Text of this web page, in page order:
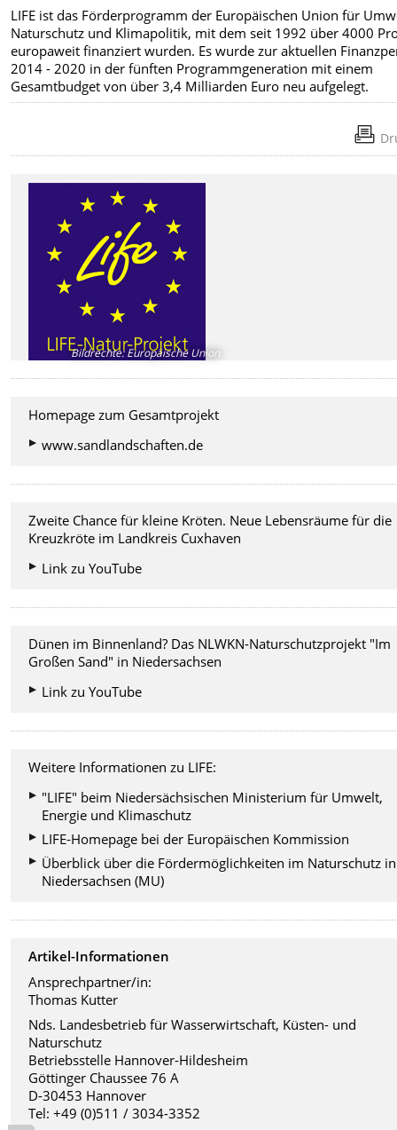
LIFE ist das Förderprogramm der Europäischen Union für
Naturschutz und Klimapolitik, mit dem seit 1992 über 4000
europaweit finanziert wurden. Es wurde zur aktuellen
2014 - 2020 in der fünften Programmgeneration mit einem
Gesamtbudget von über 3,4 Milliarden Euro neu aufgelegt.
Bildrechte:Europäische Union
Homepage zum Gesamtprojekt
www.sandlandschaften.de
Zweite Chance für kleine Kröten. Neue Lebensräume für die
Kreuzkröte im Landkreis Cuxhaven
Link zu YouTube
Dünen im Binnenland? Das NLWKN-Naturschutzprojekt "Im
Großen Sand" in Niedersachsen
Link zu YouTube
Weitere Informationen zu LIFE:
"LIFE" beim Niedersächsischen Ministerium für Umwelt,
Energie und Klimaschutz
LIFE-Homepage bei der Europäischen Kommission
Überblick über die Fördermöglichkeiten im Naturschutz in
Niedersachsen (MU)
Artikel-Informationen
Ansprechpartner/in:
Thomas Kutter
Nds. Landesbetrieb für Wasserwirtschaft, Küsten- und
Naturschutz
Betriebsstelle Hannover-Hildesheim
Göttinger Chaussee 76 A
D-30453 Hannover
Tel: +49 (0)511 / 3034-3352